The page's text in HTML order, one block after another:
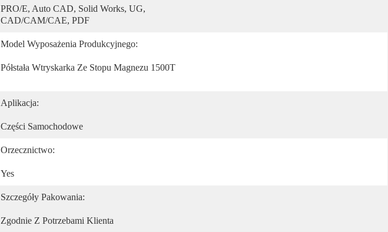
PRO/E, Auto CAD, Solid Works, UG,
CAD/CAM/CAE, PDF
Model Wyposażenia Produkcyjnego:
Półstała Wtryskarka Ze Stopu Magnezu 1500T
Aplikacja:
Części Samochodowe
Orzecznictwo:
Yes
Szczegóły Pakowania:
Zgodnie Z Potrzebami Klienta